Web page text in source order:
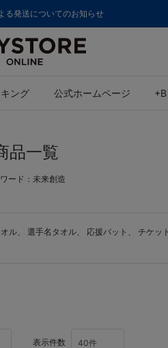
る発送についてのお知らせ
ング 公式ホームページ +B
品一覧
ード：未来創造
ル、 選手名タオル、 応援バット 、 チケッ
表示件数